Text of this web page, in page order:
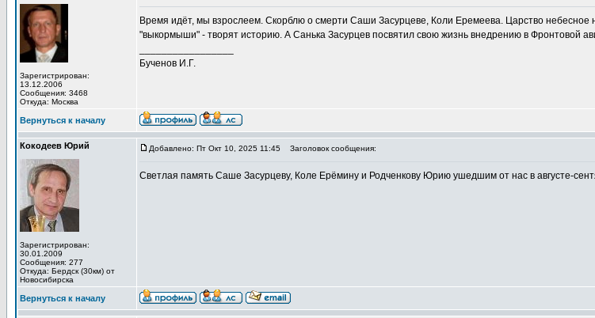
Зарегистрирован:
13.12.2006
Сообщения: 3468
Откуда: Москва
Время идёт, мы взрослеем. Скорблю о смерти Саши Засурцеве, Коли Еремеева. Царство
"выкормыши" - творят историю. А Санька Засурцев посвятил свою жизнь внедрению в Фронтовой
Бученов И.Г.
Вернуться к началу
Кокодеев Юрий
Зарегистрирован:
30.01.2009
Сообщения: 277
Откуда: Бердск (30км) от
Новосибирска
Добавлено: Пт Окт 10, 2025 11:45 Заголовок сообщения:
Светлая память Саше Засурцеву, Коле Ерёмину и Родченкову Юрию ушедшим от нас в августе-
Вернуться к началу